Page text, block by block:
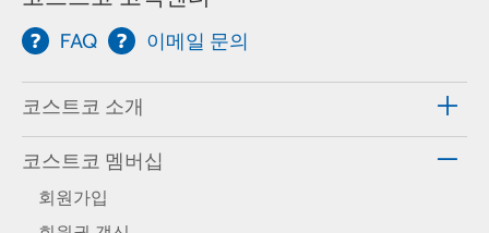
FAQ 이메일 문의
코스트코 소개
코스트코 멤버십
회원가입